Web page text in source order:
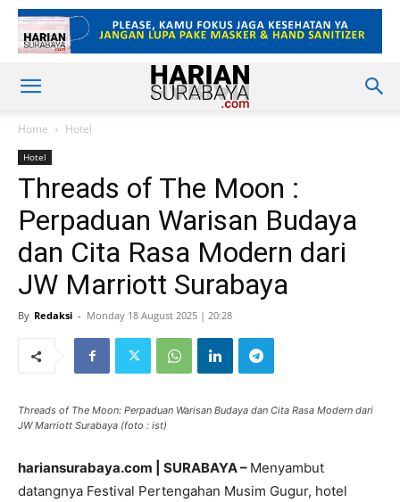
Home Hotel
Hotel
Threads of The Moon :
Perpaduan Warisan Budaya
dan Cita Rasa Modern dari
JW Marriott Surabaya
By Redaksi - Monday 18 August 2025 | 20:28
Threads of The Moon: Perpaduan Warisan Budaya dan Cita Rasa Modern dari
JW Marriott Surabaya (foto : ist)
hariansurabaya.com | SURABAYA – Menyambut
datangnya Festival Pertengahan Musim Gugur, hotel